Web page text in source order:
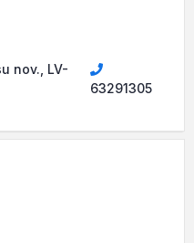
nov., LV-
63291305